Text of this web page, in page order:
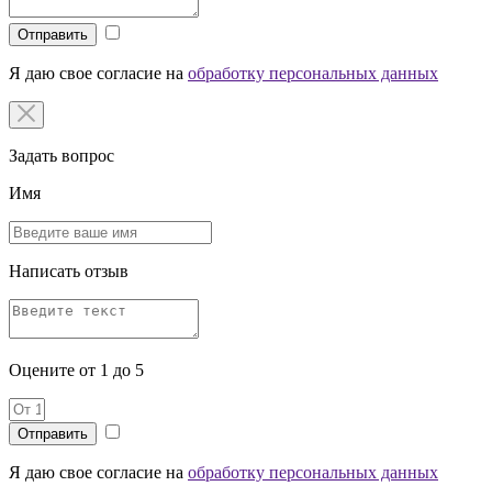
Отправить
Я даю свое согласие на обработку персональных данных
Задать вопрос
Имя
Написать отзыв
Оцените от 1 до 5
Я даю свое согласие на обработку персональных данных